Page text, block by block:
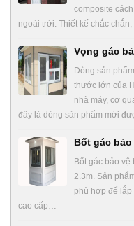
composite
ngoài trời. Thiết kế chắc chắn,
Vọng gác
Dòng sản
thước lớn của
nhà máy, cơ
đây là dòng sản phẩm mới
Bốt gác
Bốt gác bảo
2.3m. Sản
phù hợp để lắp
cao cấp…